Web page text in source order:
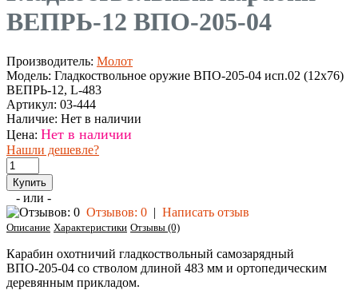
ВЕПРЬ-12 ВПО-205-04
Производитель: Молот
Модель: Гладкоствольное оружие ВПО-205-04 исп.02 (12х76)
ВЕПРЬ-12, L-483
Артикул: 03-444
Наличие: Нет в наличии
Цена: Нет в наличии
Нашли дешевле?
- или -
Отзывов: 0 | Написать отзыв
Описание Характеристики Отзывы (0)
Карабин охотничий гладкоствольный самозарядный
ВПО-205-04 со стволом длиной 483 мм и ортопедическим
деревянным прикладом.